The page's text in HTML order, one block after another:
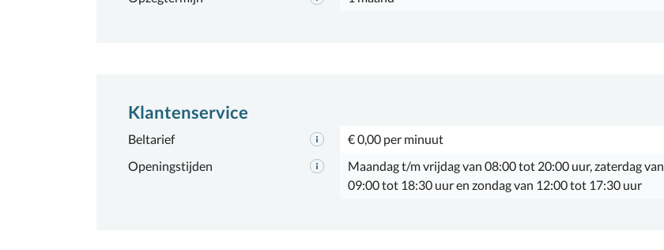
Klantenservice
Beltarief
€ 0,00 per minuut
Openingstijden
Maandag t/m vrijdag van 08:00 tot 20:00 uur, zaterdag van
09:00 tot 18:30 uur en zondag van 12:00 tot 17:30 uur